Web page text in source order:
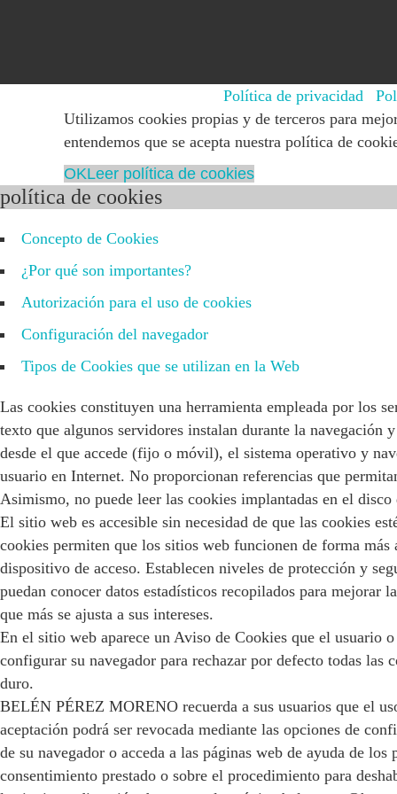
Política de privacidad
Utilizamos cookies propias y de terceros para
entendemos que se acepta nuestra política de
OKLeer política de cookies
política de cookies
Concepto de Cookies
¿Por qué son importantes?
Autorización para el uso de cookies
Configuración del navegador
Tipos de Cookies que se utilizan en la Web
Las cookies constituyen una herramienta empleada por los
texto que algunos servidores instalan durante la
desde el que accede (fijo o móvil), el sistema operativo y
usuario en Internet. No proporcionan referencias que
Asimismo, no puede leer las cookies implantadas en el
El sitio web es accesible sin necesidad de que las cookies
cookies permiten que los sitios web funcionen de forma
dispositivo de acceso. Establecen niveles de protección y
puedan conocer datos estadísticos recopilados para
que más se ajusta a sus intereses.
En el sitio web aparece un Aviso de Cookies que el usuario
configurar su navegador para rechazar por defecto todas
duro.
BELÉN PÉREZ MORENO recuerda a sus usuarios que el
aceptación podrá ser revocada mediante las opciones de
de su navegador o acceda a las páginas web de ayuda de
consentimiento prestado o sobre el procedimiento para